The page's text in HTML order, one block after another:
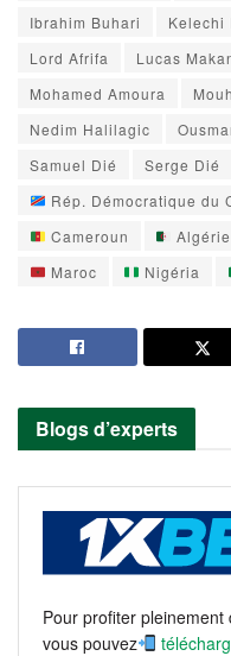
Ibrahim Buhari
Kelechi
Lord Afrifa
Lucas
Mohamed Amoura
Nedim Halilagic
Samuel Dié
Serge Dié
Rép. Démocratique du
Cameroun
Algérie
Maroc
Nigéria
Blogs d’experts
Pour profiter
vous pouvez